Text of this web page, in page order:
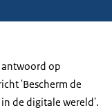
antwoord op
'Bescherm de
de digitale wereld'.